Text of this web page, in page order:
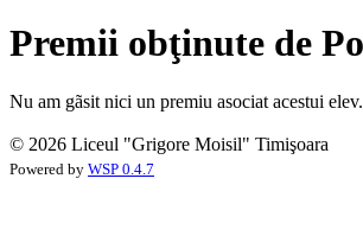
Premii obţinute de
Nu am gãsit nici un premiu asociat acestui elev.
© 2026 Liceul "Grigore Moisil" Timişoara
Powered by WSP 0.4.7